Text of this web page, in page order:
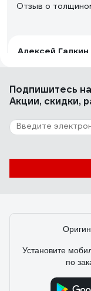
Отзыв о
Алексей Галкин
Во всём!
2
Отзыв о
Подпишитесь
Акции, скидки,
Установите
по